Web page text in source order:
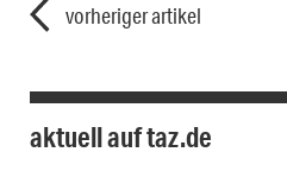
vorheriger artikel
aktuell auf taz.de